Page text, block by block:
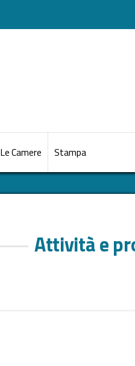
Le Camere Stampa
Attività e